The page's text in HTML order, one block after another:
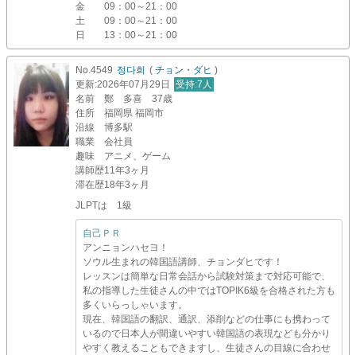
金
09：00～21：00
土
09：00～21：00
日
13：00～21：00
No.4549 정다희 ( チョン・ダヒ )
更新:2026年07月29日 受持:7人
名前
鄭 多喜 37歳
住所
福岡県 福岡市
沿線
博多駅
職業
会社員
趣味
アニメ、ゲーム
講師歴11年3ヶ月
滞在歴18年3ヶ月
JLPTは 1級
自己ＰＲ
アンニョンハセヨ！
ソウル生まれの韓国語講師、チョンダヒです！
レッスンは簡単な日常会話から試験対策まで対応可能で、
私の指導した生徒さんの中ではTOPIK6級を合格された方も
多くいらっしゃいます。
現在、韓国語の翻訳、通訳、添削などの仕事にも携わって
いるので日本人が間違いやすい韓国語の表現なども分かり
やすく教えることもできますし、生徒さんの目線に合わせ